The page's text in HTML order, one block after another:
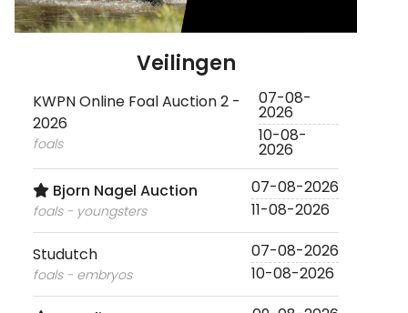
Veilingen
KWPN Online Foal Auction 2 -
2026
foals
07-08-
2026
10-08-
2026
Bjorn Nagel Auction
foals - youngsters
07-08-2026
11-08-2026
Studutch
foals - embryos
07-08-2026
10-08-2026